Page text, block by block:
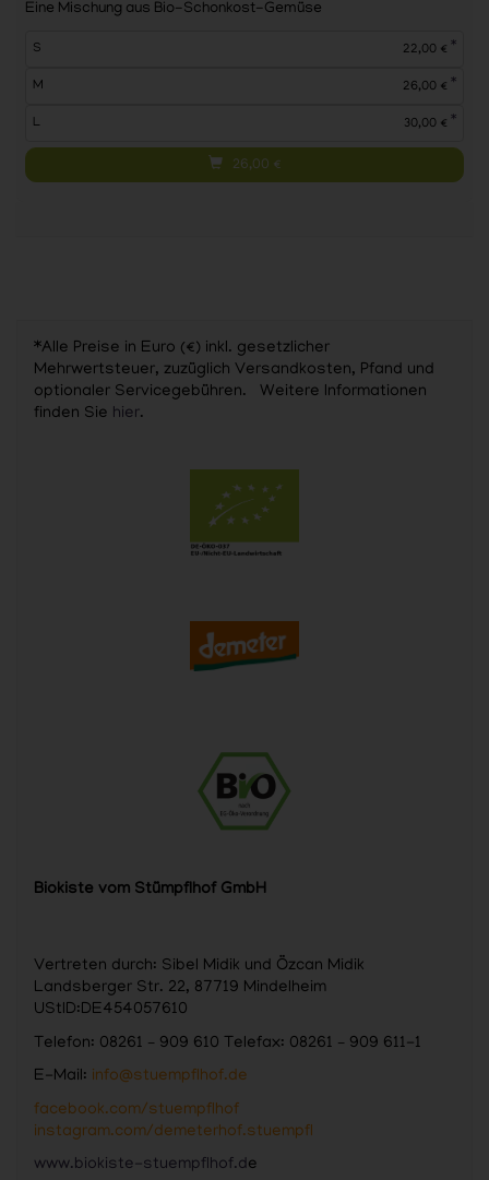
Eine Mischung aus Bio-Schonkost-Gemüse
S 22,00 € *
M 26,00 € *
L 30,00 € *
26,00 €
*Alle Preise in Euro (€) inkl. gesetzlicher
Mehrwertsteuer, zuzüglich Versandkosten, Pfand und
optionaler Servicegebühren. Weitere Informationen
finden Sie hier.
Biokiste vom Stümpflhof GmbH
Vertreten durch: Sibel Midik und Özcan Midik
Landsberger Str. 22, 87719 Mindelheim
UStID:DE454057610
Telefon: 08261 – 909 610 Telefax: 08261 – 909 611-1
E-Mail: info@stuempflhof.de
facebook.com/stuempflhof
instagram.com/demeterhof.stuempfl
www.biokiste-stuempflhof.de